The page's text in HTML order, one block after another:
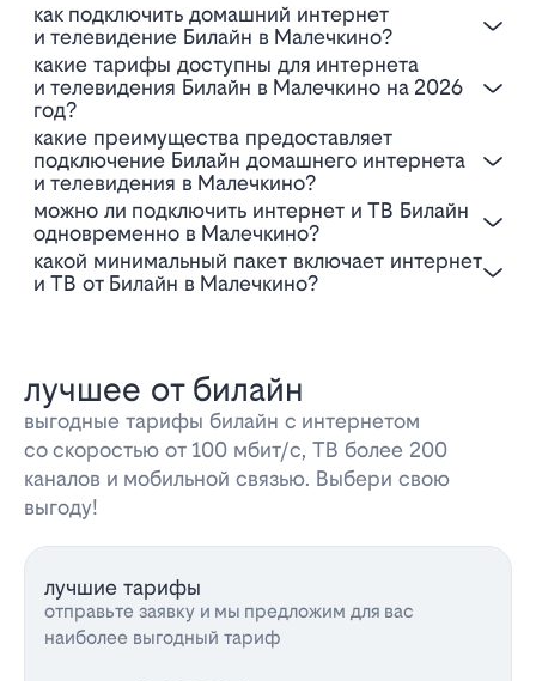
Как подключить домашний интернет
и телевидение Билайн в Малечкино?
Какие тарифы доступны для интернета
и телевидения Билайн в Малечкино на 2026
год?
Какие преимущества предоставляет
подключение Билайн домашнего интернета
и телевидения в Малечкино?
Можно ли подключить интернет и ТВ Билайн
одновременно в Малечкино?
Какой минимальный пакет включает интернет
и ТВ от Билайн в Малечкино?
лучшее от билайн
выгодные тарифы билайн с интернетом
со скоростью от 100 мбит/с, ТВ более 200
каналов и мобильной связью. Выбери свою
выгоду!
лучшие тарифы
отправьте заявку и мы предложим для вас
наиболее выгодный тариф